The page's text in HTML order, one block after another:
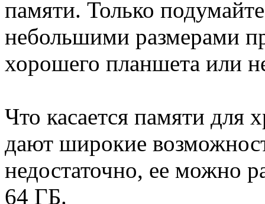
памяти. Только
небольшими размерами
хорошего планшета или
Что касается памяти для
дают широкие
недостаточно, ее можно
64 ГБ.